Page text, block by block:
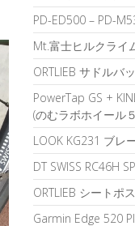
PD-ED500 – PD-
Mt.富士ヒルクライ
ORTLIEB サドルバ
PowerTap GS +
(のむラボホイール
LOOK KG231 ブレ
DT SWISS RC46H
ORTLIEB シートポ
Garmin Edge 520